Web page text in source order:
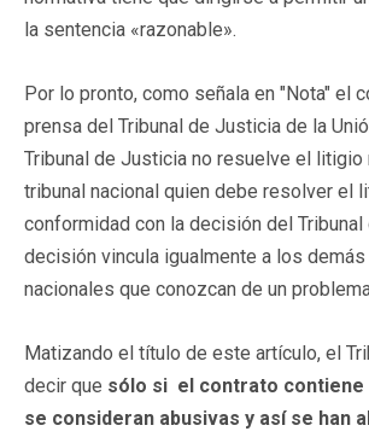
la sentencia «razonable».
Por lo pronto, como señala en "Nota" el
prensa del Tribunal de Justicia de la
Tribunal de Justicia no resuelve el litigio
tribunal nacional quien debe resolver el
conformidad con la decisión del
decisión vincula igualmente a los
nacionales que conozcan de un
Matizando el título de este artículo, el
decir que sólo si el contrato contiene
se consideran abusivas y así se han